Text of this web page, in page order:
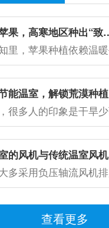
，高寒地区种出“致富红果”
温室，解锁荒漠种植新模式
机与传统温室风机有什么不同？
查看更多